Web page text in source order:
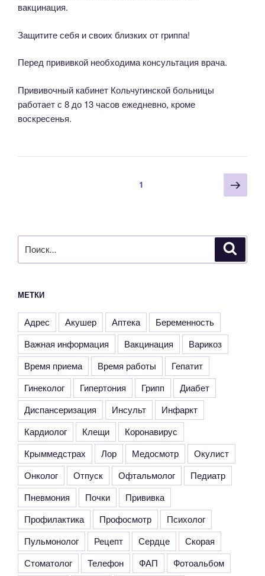
вакцинация.
Защитите себя и своих близких от гриппа!
Перед прививкой необходима консультация врача.
Прививочный кабинет Кольчугинской больницы
работает с 8 до 13 часов ежедневно, кроме
воскресенья.
1
МЕТКИ
Адрес Акушер Аптека
Беременность
Важная информация
Вакцинация
Варикоз
Время приема
Время работы
Гепатит
Гинеколог
Гипертония Грипп
Диабет
Диспансеризация
Инсульт
Инфаркт
Кардиолог
Клещи
Коронавирус
Крыммедстрах
Лор Медосмотр
Окулист
Онколог
Отпуск Офтальмолог
Педиатр
Пневмония
Почки
Прививка
Профилактика
Профосмотр
Психолог
Пульмонолог
Рецепт Сердце
Скорая
Стоматолог
Телефон ФАП
Фотоальбом